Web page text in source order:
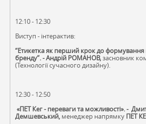
12:10 - 12:30
Виступ - інтерактив:
“Етикетка як перший крок до формування
бренду”. - Андрій РОМАНОВ,засновник
(Технології сучасного дизайну).
12:30 - 12:50
«ПЕТ Кег - переваги та можливості». -
Демшевський, менеджер напрямку ПЕТ